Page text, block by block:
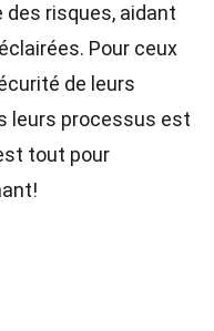
risques, aidant
Pour ceux
de leurs
leurs processus est
tout pour